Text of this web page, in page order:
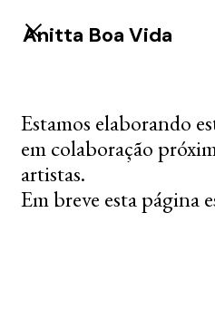
Anitta Boa Vida
Estamos elaborando
em colaboração
artistas.
Em breve esta página